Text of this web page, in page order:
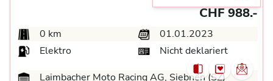
CHF 988.-
0 km
01.01.2023
Elektro
Nicht deklariert
Laimbacher Moto Racing AG, Siebnen (SZ)